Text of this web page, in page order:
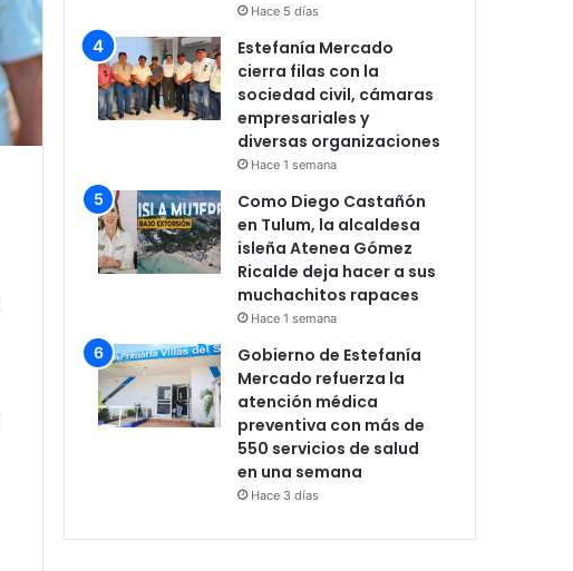
Hace 5 días
Estefanía Mercado
cierra filas con la
sociedad civil, cámaras
empresariales y
diversas organizaciones
Hace 1 semana
Como Diego Castañón
en Tulum, la alcaldesa
isleña Atenea Gómez
Ricalde deja hacer a sus
muchachitos rapaces
Hace 1 semana
Gobierno de Estefanía
Mercado refuerza la
atención médica
preventiva con más de
550 servicios de salud
en una semana
Hace 3 días